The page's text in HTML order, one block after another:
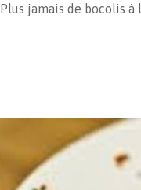
Plus jamais de bocolis à